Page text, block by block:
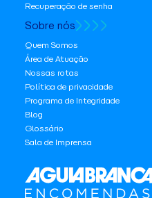
Recuperação de senha
Sobre nós
Quem Somos
Área de Atuação
Nossas rotas
Política de privacidade
Programa de Integridade
Blog
Glossário
Sala de Imprensa